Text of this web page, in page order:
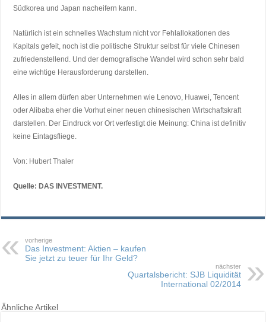
Südkorea und Japan nacheifern kann.
Natürlich ist ein schnelles Wachstum nicht vor Fehlallokationen des
Kapitals gefeit, noch ist die politische Struktur selbst für viele Chinesen
zufriedenstellend. Und der demografische Wandel wird schon sehr bald
eine wichtige Herausforderung darstellen.
Alles in allem dürfen aber Unternehmen wie Lenovo, Huawei, Tencent
oder Alibaba eher die Vorhut einer neuen chinesischen Wirtschaftskraft
darstellen. Der Eindruck vor Ort verfestigt die Meinung: China ist definitiv
keine Eintagsfliege.
Von: Hubert Thaler
Quelle: DAS INVESTMENT.
vorherige
Das Investment: Aktien – kaufen
Sie jetzt zu teuer für Ihr Geld?
nächster
Quartalsbericht: SJB Liquidität
International 02/2014
Ähnliche Artikel